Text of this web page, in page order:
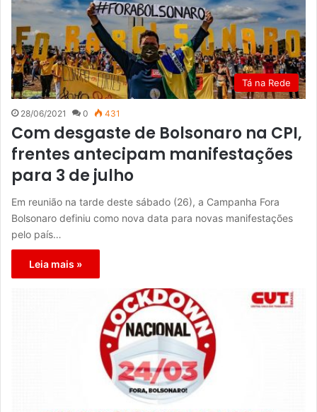
Tá na Rede
28/06/2021 0 431
Com desgaste de Bolsonaro na CPI,
frentes antecipam manifestações
para 3 de julho
Em reunião na tarde deste sábado (26), a Campanha Fora
Bolsonaro definiu como nova data para novas manifestações
pelo país…
Leia mais »